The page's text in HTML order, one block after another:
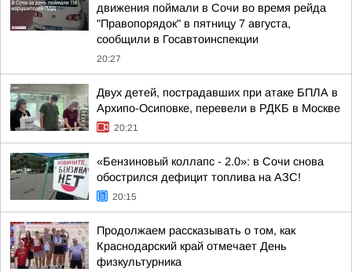
движения поймали в Сочи во время рейда
"Правопорядок" в пятницу 7 августа,
сообщили в Госавтоинспекции
20:27
Двух детей, пострадавших при атаке БПЛА в
Архипо-Осиповке, перевели в РДКБ в Москве
20:21
«Бензиновый коллапс - 2.0»: в Сочи снова
обострился дефицит топлива на АЗС!
20:15
Продолжаем рассказывать о том, как
Краснодарский край отмечает День
физкультурника